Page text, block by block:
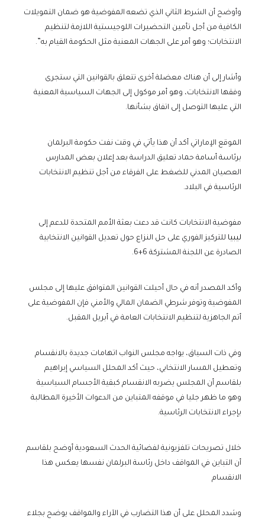
وأوضح أن الشرط الثاني الذي تضعه المفوضية هو ضمان التمويلات
الكافية من أجل تأمين التحضيرات اللوجيستية اللازمة لتنظيم
الانتخابات؛ وهو أمر على الجهات المعنية مثل الحكومة القيام به”.
وأشار إلى أن هناك معضلة أخرى تتعلق بالقوانين التي ستجرى
وفقها الانتخابات، وهو أمر موكول إلى الجهات السياسية المعنية
التي عليها التوصل إلى اتفاق بشأنها.
الموقع الإماراتي أكد أن هذا يأتي في وقت نفت حكومة البرلمان
برئاسة أسامة حماد تعليق الدراسة بعد إعلان بعض المدارس
العصيان المدني للضغط على الفرقاء من أجل تنظيم الانتخابات
الرئاسية في البلاد.
مفوضية الانتخابات كانت قد دعت بعثة الأمم المتحدة للدعم إلى
ليبيا للتركيز الفوري على حل النزاع حول تعديل القوانين الانتخابية
الصادرة عن اللجنة المشتركة 6+6.
وأكد المصدر أنه في حال أحيلت القوانين المتوافق عليها إلى مجلس
المفوضية وتوفر شرطي الضمان المالي والأمني فإن المفوضية على
أتم الجاهزية لتنظيم الانتخابات العامة في أبريل المقبل.
وفي ذات السياق، يواجه مجلس النواب اتهامات جديدة بالانقسام
وتعطيل المسار الانتخابي، حيث أكد المحلل السياسي إبراهيم
بلقاسم أن المجلس يضربه الانقسام كبقية الأجسام السياسية
وهو ما ظهر جليا في موقفه المتباين من الدعوات الأخيرة المطالبة
بإجراء الانتخابات الرئاسية.
خلال تصريحات تلفزيونية لفضائية الحدث السعودية أوضح بلقاسم
أن التباين في المواقف داخل رئاسة البرلمان نفسها يعكس هذا
الانقسام
وشدد المحلل على أن هذا التضارب في الآراء والمواقف يوضح بجلاء